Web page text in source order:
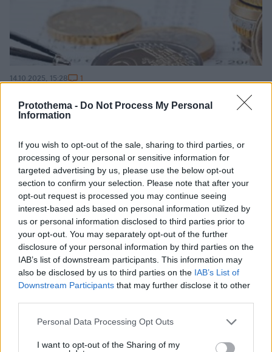
Protothema - Do Not Process My Personal
Information
If you wish to opt-out of the sale, sharing to third parties, or
processing of your personal or sensitive information for
targeted advertising by us, please use the below opt-out
section to confirm your selection. Please note that after your
opt-out request is processed you may continue seeing
interest-based ads based on personal information utilized by
us or personal information disclosed to third parties prior to
your opt-out. You may separately opt-out of the further
disclosure of your personal information by third parties on the
IAB’s list of downstream participants. This information may
also be disclosed by us to third parties on the IAB’s List of
Downstream Participants that may further disclose it to other
Please note that this website/app uses one or more Google
not limited to your visit or usage behaviour. You may click to
Personal Data Processing Opt Outs
I want to opt-out of the Sharing of my
Bloomberg για Ελλάδα: Το νομικό θρίλερ με τα warrants
αποκτά νέα διάσταση
Η νομική διαμάχη Ελλάδας–επενδυτών για τα GDP-
Λονδίνο πρότεινε οι δικηγόροι του ελληνικού
Δημοσίου να εκπροσωπήσουν και τις δύο πλευρές
της υπόθεσης
14.10.2025, 15:28 1